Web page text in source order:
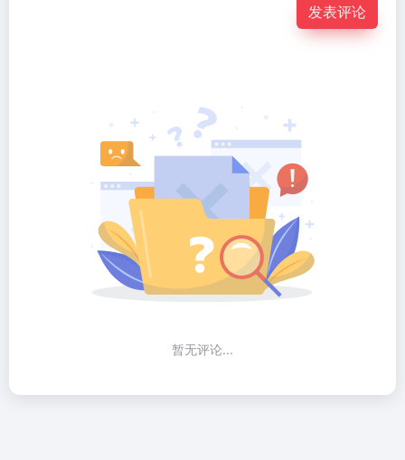
发表评论
暂无评论...